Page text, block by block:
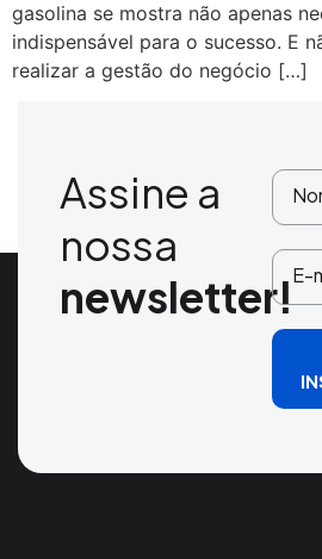
gasolina se mostra não apenas
indispensável para o sucesso. E
realizar a gestão do negócio […]
Assine a
nossa
newsletter!